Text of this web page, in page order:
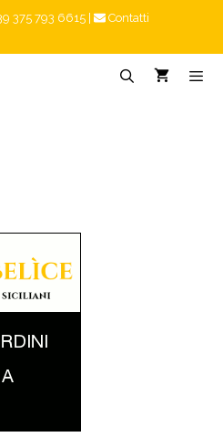
375 793 6615 Contatti